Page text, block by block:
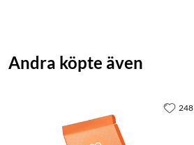
Andra köpte även
248